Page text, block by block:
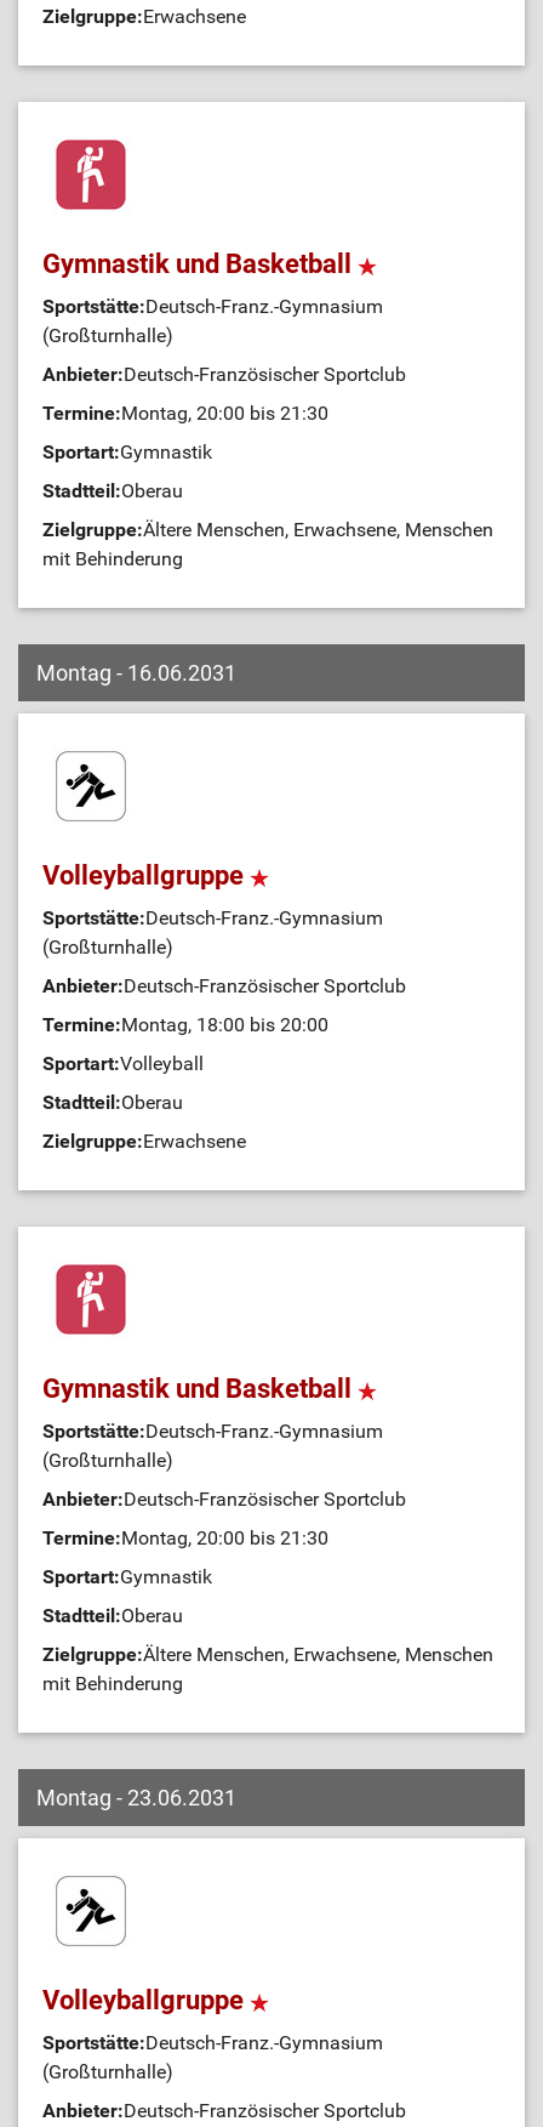
Zielgruppe:Erwachsene
Gymnastik und Basketball
Sportstätte:Deutsch-Franz.-Gymnasium
(Großturnhalle)
Anbieter:Deutsch-Französischer Sportclub
Termine:Montag, 20:00 bis 21:30
Sportart:Gymnastik
Stadtteil:Oberau
Zielgruppe:Ältere Menschen, Erwachsene, Menschen
mit Behinderung
Montag - 16.06.2031
Volleyballgruppe
Sportstätte:Deutsch-Franz.-Gymnasium
(Großturnhalle)
Anbieter:Deutsch-Französischer Sportclub
Termine:Montag, 18:00 bis 20:00
Sportart:Volleyball
Stadtteil:Oberau
Zielgruppe:Erwachsene
Gymnastik und Basketball
Sportstätte:Deutsch-Franz.-Gymnasium
(Großturnhalle)
Anbieter:Deutsch-Französischer Sportclub
Termine:Montag, 20:00 bis 21:30
Sportart:Gymnastik
Stadtteil:Oberau
Zielgruppe:Ältere Menschen, Erwachsene, Menschen
mit Behinderung
Montag - 23.06.2031
Volleyballgruppe
Sportstätte:Deutsch-Franz.-Gymnasium
(Großturnhalle)
Anbieter:Deutsch-Französischer Sportclub